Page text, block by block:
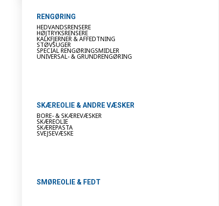
RENGØRING
HEDVANDSRENSERE
HØJTRYKSRENSERE
KALKFJERNER & AFFEDTNING
STØVSUGER
SPECIAL RENGØRINGSMIDLER
UNIVERSAL- & GRUNDRENGØRING
SKÆREOLIE & ANDRE VÆSKER
BORE- & SKÆREVÆSKER
SKÆREOLIE
SKÆREPASTA
SVEJSEVÆSKE
SMØREOLIE & FEDT